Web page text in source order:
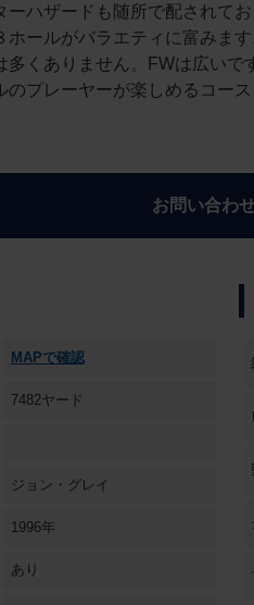
ーハザードも随所で配されて
ホールがバラエティに富みま
多くありません。FWは広い
プレーヤーが楽しめるコース
お問い合わ
MAPで確認
7482ヤード
ジョン・グレイ
1996年
あり